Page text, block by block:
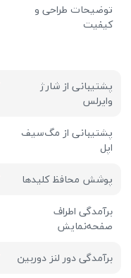
توضیحات طراحی و
کیفیت
پشتیبانی از شارژ
وایرلس
پشتیبانی از مگ‌سیف
اپل
پوشش محافظ کلیدها
برآمدگی اطراف
صفحه‌نمایش
برآمدگی دور لنز دوربین